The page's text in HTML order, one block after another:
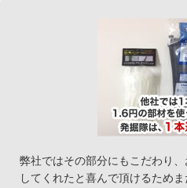
弊社ではその部分にもこだわり
してくれたと喜んで頂けるため